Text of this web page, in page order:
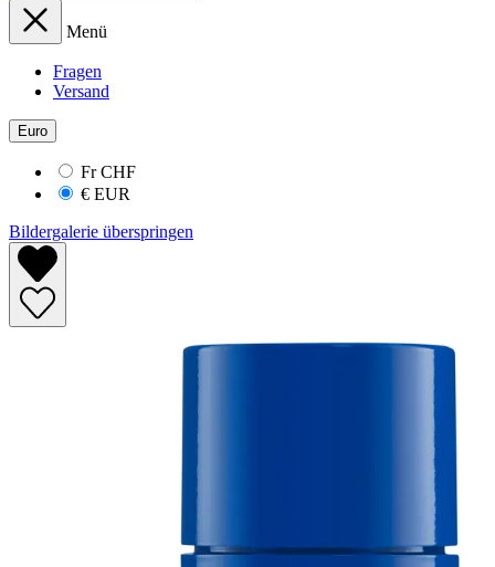
Menü
Fragen
Versand
Euro
FrCHF
€ EUR
Bildergalerie überspringen